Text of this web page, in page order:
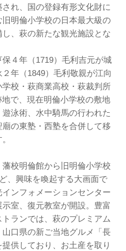
れ、国の登録有形文化財に
明倫小学校の日本最大級の
、萩の新たな観光施設とな
４年（1719）毛利吉元が城
年（1849）毛利敬親が江向
校・萩商業高校・萩裁判所
で、現在明倫小学校の敷地
泳術、水中騎馬の行われた
の東塾・西塾を合併して移
校明倫館から旧明倫小学校
、興味を喚起する大画面で
ンフォメーションセンター
室、復元教室が開設。豊富
ランでは、萩のプレミアム
口県の新ご当地グルメ「長
供しており、お土産を取り